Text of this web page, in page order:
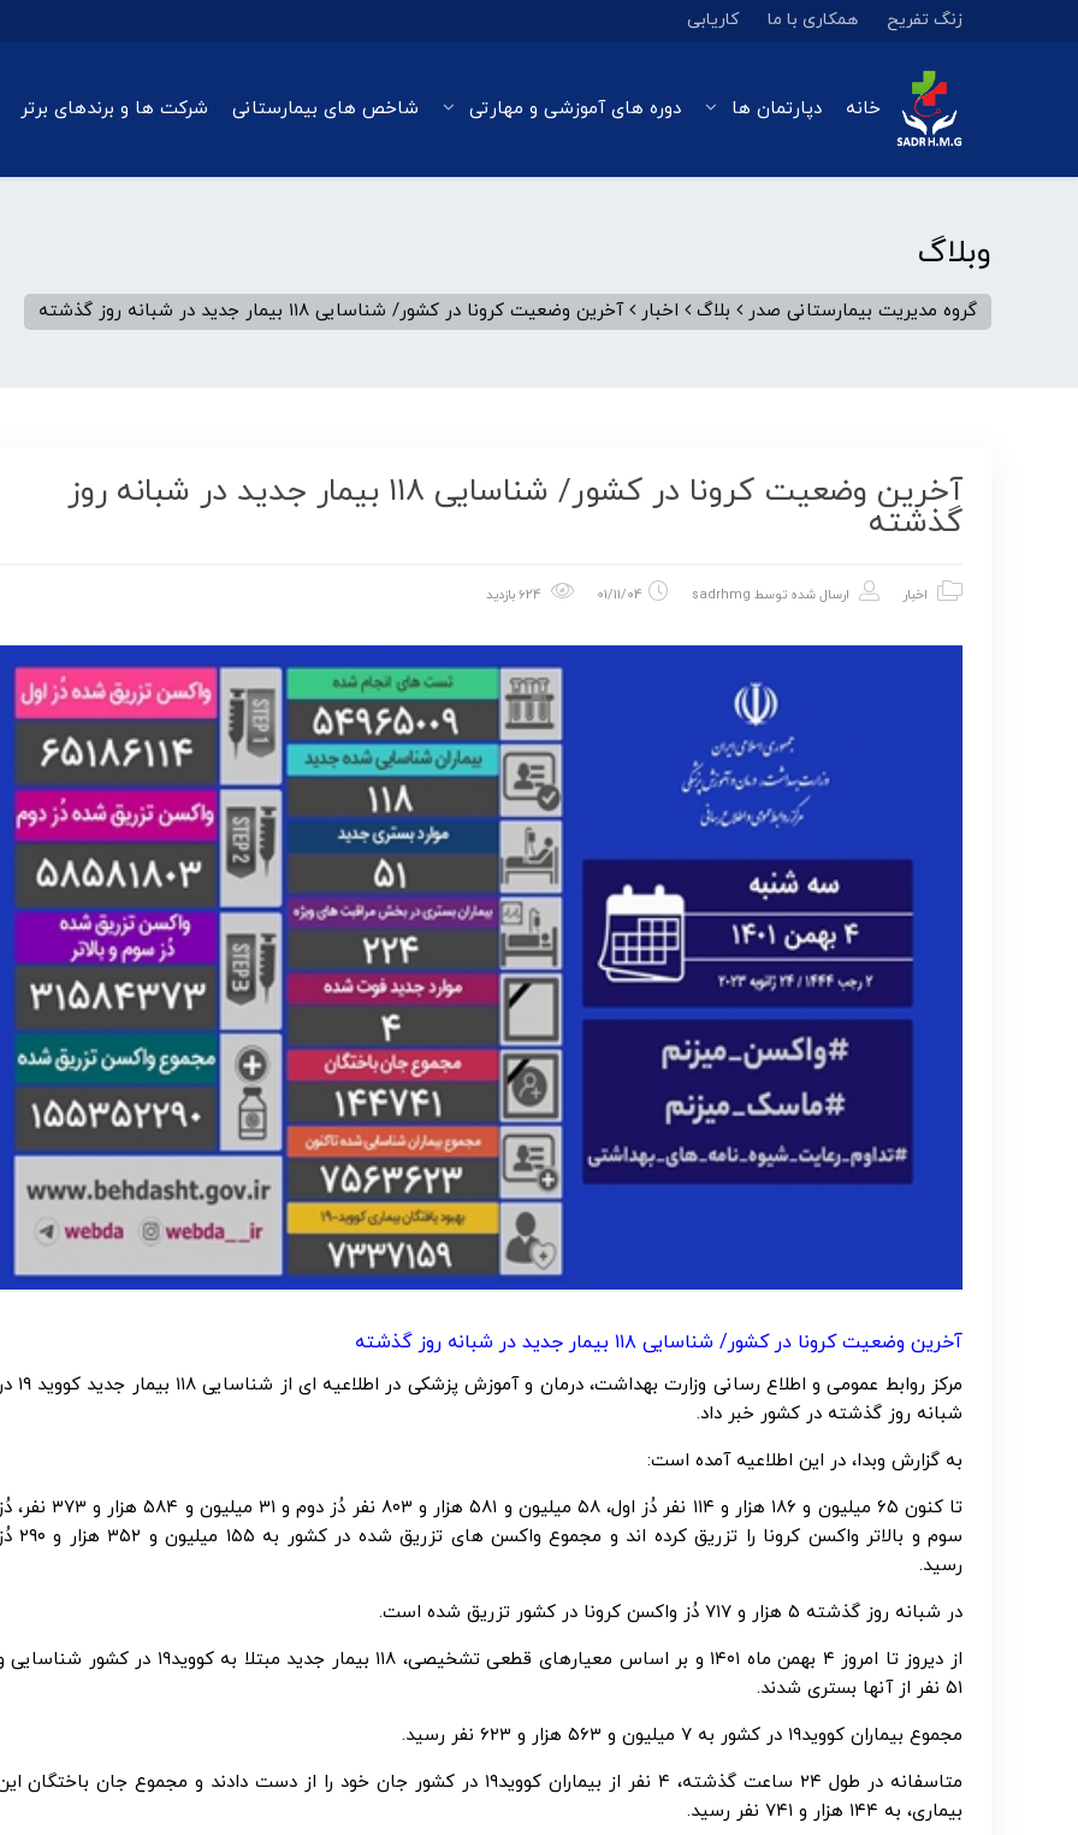
زنگ تفریح همکاری با ما کاریابی
خانه دپارتمان ها دوره های آموزشی و مهارتی شاخص های بیمارستانی شرکت ها و برندهای برتر
وبلاگ
گروه مدیریت بیمارستانی صدر بلاگ اخبار آخرین وضعیت کرونا در کشور/ شناسایی ۱۱۸ بیمار جدید در شبانه روز گذشته
آخرین وضعیت کرونا در کشور/ شناسایی ۱۱۸ بیمار جدید در شبانه روز
گذشته
اخبار ارسال شده توسط sadrhmg
01/11/04
آخرین وضعیت کرونا در کشور/ شناسایی ۱۱۸ بیمار جدید در شبانه روز گذشته
مرکز روابط عمومی و اطلاع رسانی وزارت بهداشت، درمان و آموزش
شبانه روز گذشته در کشور خبر داد.
به گزارش وبدا، در این اطلاعیه آمده است:
تا کنون ۶۵ میلیون و ۱۸۶ هزار و ۱۱۴ نفر دُز اول، ۵۸ میلیون و ۵۸۱ هزار و ۸۰۳ نفر دُز دوم و ۳۱ میلیون و ۵۸۴
سوم و بالاتر واکسن کرونا را تزریق کرده اند و مجموع واکسن های
رسید.
در شبانه روز گذشته ۵ هزار و ۷۱۷ دُز واکسن کرونا در کشور تزریق شده است.
از دیروز تا امروز ۴ بهمن ماه ۱۴۰۱ و بر اساس معیارهای قطعی تشخیصی، ۱۱۸ بیمار جدید مبتلا به کووید۱۹ در کشور
۵۱ نفر از آنها بستری شدند.
مجموع بیماران کووید۱۹ در کشور به ۷ میلیون و ۵۶۳ هزار و ۶۲۳ نفر رسید.
متاسفانه در طول ۲۴ ساعت گذشته، ۴ نفر از بیماران کووید۱۹ در کشور جان خود را از دست دادند و مجموع جان باختگان
بیماری، به ۱۴۴ هزار و ۷۴۱ نفر رسید.